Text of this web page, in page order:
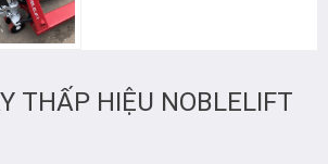
THẤP HIỆU NOBLELIFT